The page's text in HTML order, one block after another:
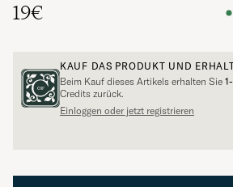
19€
KAUF DAS PRODUKT UND
Beim Kauf dieses Artikels erhalten Sie
Credits zurück.
Einloggen oder jetzt registrieren